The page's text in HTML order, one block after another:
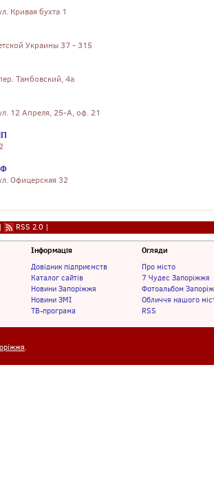
Кривая бухта 1
Украины 37 - 315
Тамбовский, 4а
12 Апреля, 25-А, оф. 21
Офицерская 32
| RSS 2.0 |
Інформація
Довідник підприємств
Каталог сайтів
Новини Запоріжжя
Новини ЗМІ
ТВ-програма
Огляди
Про місто
7 Чудес Запоріжжя
Фотоальбом
Обличчя нашого
RSS
.